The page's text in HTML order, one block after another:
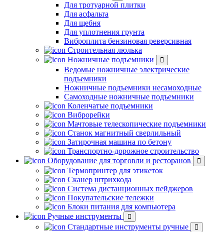
Для тротуарной плитки
Для асфальта
Для щебня
Для уплотнения грунта
Виброплита бензиновая реверсивная
Строительная люлька
Ножничные подъемники
Ведомые ножничные электрические
подъемники
Ножничные подъемники несамоходные
Самоходные ножничные подъемники
Коленчатые подъемники
Виброрейки
Мачтовые телескопические подъемники
Станок магнитный сверлильный
Затирочная машина по бетону
Транспортно-дорожное строительство
Оборудование для торговли и ресторанов
Термопринтер для этикеток
Сканер штрихкода
Система дистанционных пейджеров
Покупательские тележки
Блоки питания для компьютера
Ручные инструменты
Стандартные инструменты ручные